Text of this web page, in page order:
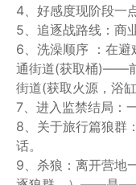
4、好感度现阶段一
5、追逐战路线：商
6、洗澡顺序 ：在
通街道(获取桶)——
街道(获取火源，浴
7、进入监禁结局：
8、关于旅行篇狼群
话。
9、杀狼：离开营地